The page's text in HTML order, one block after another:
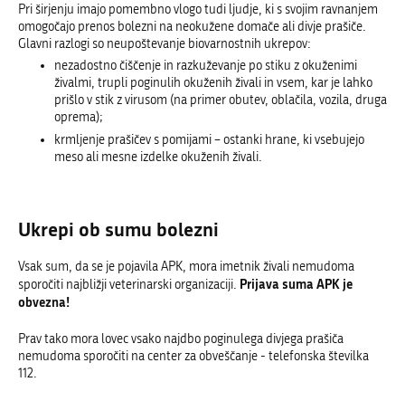
Pri širjenju imajo pomembno vlogo tudi ljudje, ki s svojim ravnanjem
omogočajo prenos bolezni na neokužene domače ali divje prašiče.
Glavni razlogi so neupoštevanje biovarnostnih ukrepov:
nezadostno čiščenje in razkuževanje po stiku z okuženimi
živalmi, trupli poginulih okuženih živali in vsem, kar je lahko
prišlo v stik z virusom (na primer obutev, oblačila, vozila, druga
oprema);
krmljenje prašičev s pomijami – ostanki hrane, ki vsebujejo
meso ali mesne izdelke okuženih živali.
Ukrepi ob sumu bolezni
Vsak sum, da se je pojavila APK, mora imetnik živali nemudoma
sporočiti najbližji veterinarski organizaciji. Prijava suma APK je
obvezna!
Prav tako mora lovec vsako najdbo poginulega divjega prašiča
nemudoma sporočiti na center za obveščanje - telefonska številka
112.